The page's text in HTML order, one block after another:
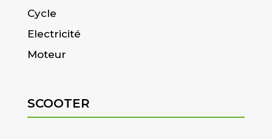
Cycle
Electricité
Moteur
SCOOTER